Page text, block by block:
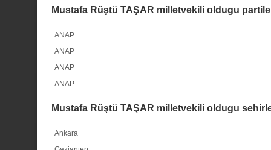
Mustafa Rüştü TAŞAR milletvekili oldugu
ANAP
ANAP
ANAP
ANAP
Mustafa Rüştü TAŞAR milletvekili oldugu
Ankara